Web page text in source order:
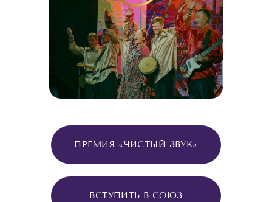
ПРЕМИЯ «ЧИСТЫЙ ЗВУК»
ВСТУПИТЬ В СОЮЗ